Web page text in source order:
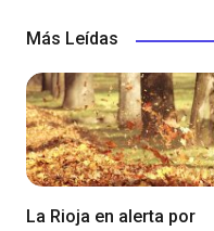
Más Leídas
La Rioja en alerta por